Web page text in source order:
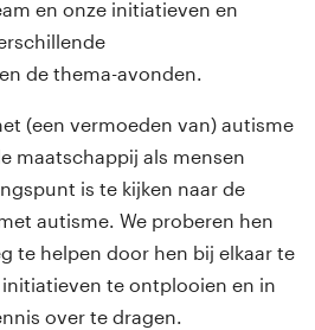
en onze initiatieven en
de thema-avonden.
(een vermoeden van) autisme
maatschappij als mensen
is te kijken naar de
autisme. We proberen hen
te helpen door hen bij elkaar te
te ontplooien en in
over te dragen.